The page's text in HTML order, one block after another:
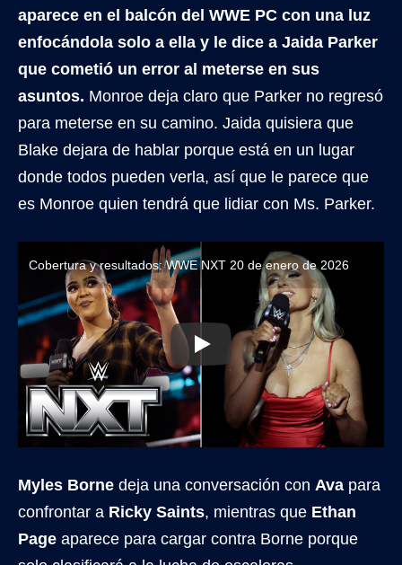
aparece en el balcón del WWE PC con una luz
enfocándola solo a ella y le dice a Jaida Parker
que cometió un error al meterse en sus
asuntos. Monroe deja claro que Parker no regresó
para meterse en su camino. Jaida quisiera que
Blake dejara de hablar porque está en un lugar
donde todos pueden verla, así que le parece que
es Monroe quien tendrá que lidiar con Ms. Parker.
Cobertura y resultados: WWE NXT 20 de enero de 2026
Myles Borne deja una conversación con Ava para
confrontar a Ricky Saints, mientras que Ethan
Page aparece para cargar contra Borne porque